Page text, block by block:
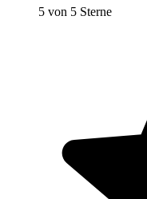
5 von 5 Sterne